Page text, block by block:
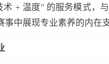
+ 温度" 的服务模式，
中展现专业素养的内在支